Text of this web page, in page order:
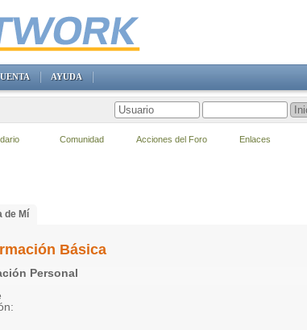
de Mí
Básica
Personal
AYUDA
Comunidad Acciones del Foro Enlaces